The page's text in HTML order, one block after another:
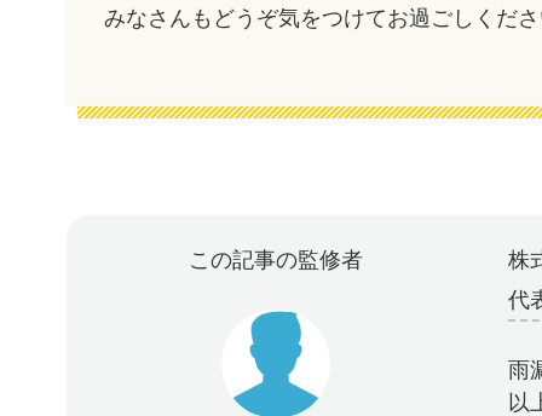
みなさんもどうぞ気をつけてお過ごしくだ
この記事の監修者
株
代
雨
以